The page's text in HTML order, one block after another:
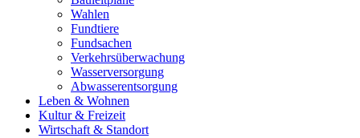
Wahlen
Fundtiere
Fundsachen
Verkehrsüberwachung
Wasserversorgung
Abwasserentsorgung
Leben & Wohnen
Kultur & Freizeit
Wirtschaft & Standort